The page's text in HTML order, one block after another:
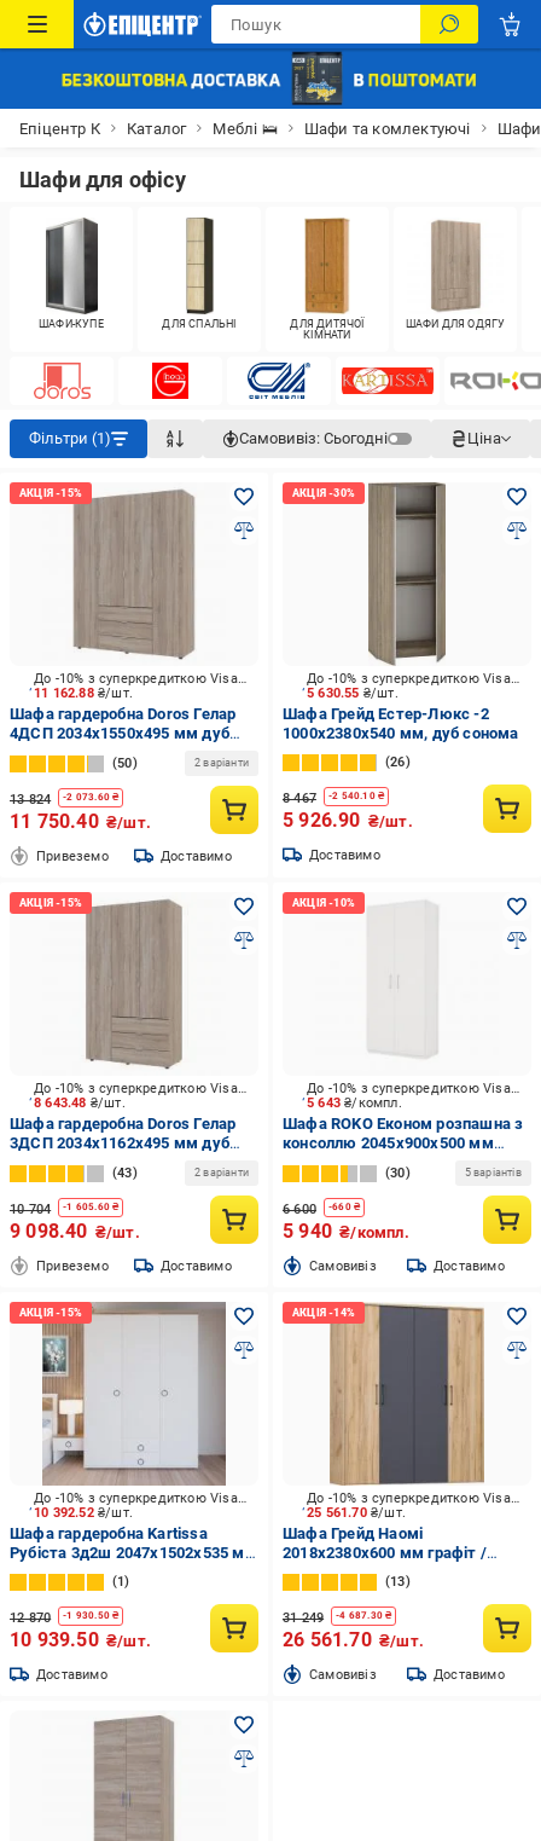
Епіцентр К Каталог Меблі 🛌 Шафи та комлектуючі Шафи
Шафи для офісу
ШАФИ-КУПЕ ДЛЯ СПАЛЬНІ
ДЛЯ ДИТЯЧОЇ
КІМНАТИ
ШАФИ ДЛЯ ОДЯГУ
Фільтри (1) Самовивіз: Сьогодні Ціна
11 162.88 ₴/шт.
До -10% з суперкредиткою Visa Вигода
Шафа гардеробна Doros Гелар
4ДСП 2034х1550х495 мм дуб
сонома /
50 2 варіанти
13 824 -2 073.60 ₴
11 750.40 ₴/шт.
Привеземо Доставимо
5 630.55 ₴/шт.
До -10% з суперкредиткою Visa Вигода
Шафа Грейд Естер-Люкс -2
1000х2380х540 мм, дуб сонома
26
8 467 -2 540.10₴
5 926.90 ₴/шт.
Доставимо
8 643.48 ₴/шт.
До -10% з суперкредиткою Visa Вигода
Шафа гардеробна Doros Гелар
3ДСП 2034х1162х495 мм дуб
сонома /
43 2 варіанти
10 704 -1 605.60 ₴
9 098.40 ₴/шт.
Привеземо Доставимо
5 643₴/компл.
До -10% з суперкредиткою Visa Вигода
Шафа ROKO Економ розпашна з
консоллю 2045х900х500 мм
білий /
30 5 варіантів
6 600 -660₴
5 940 ₴/компл.
Cамовивіз Доставимо
10 392.52 ₴/шт.
До -10% з суперкредиткою Visa Вигода
Шафа гардеробна Kartissa
Рубіста 3д2ш 2047х1502х535 мм
кашемір (Рб-ШК-3д2ш)
1
12 870 -1 930.50 ₴
10 939.50 ₴/шт.
Доставимо
25 561.70 ₴/шт.
До -10% з суперкредиткою Visa Вигода
Шафа Грейд Наомі
2018х2380х600 мм графіт /
2380х2018х600 мм дуб крафт
золотий
13
31 249 -4 687.30₴
26 561.70 ₴/шт.
Cамовивіз Доставимо